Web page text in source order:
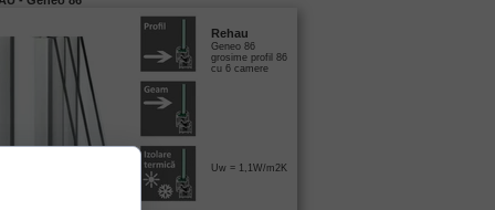
Rehau
Geneo 86
grosime profil 86
cu 6 camere
Uw = 1,1W/m2K